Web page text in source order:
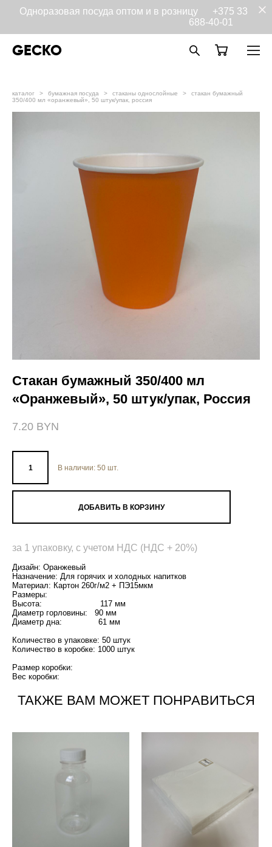
Одноразовая посуда оптом и в розницу +375 33
688-40-01
GECKO
каталог > бумажная посуда > стаканы однослойные >
стакан бумажный
350/400 мл «оранжевый», 50 штук/упак, россия
Стакан бумажный 350/400 мл
«Оранжевый», 50 штук/упак, Россия
7.20 BYN
В наличии: 50 шт.
ДОБАВИТЬ В КОРЗИНУ
за 1 упаковку, с учетом НДС (НДС + 20%)
Дизайн: Оранжевый
Назначение: Для горячих и холодных напитков
Материал: Картон 260г/м2 + ПЭ15мкм
Размеры:
Высота: 117 мм
Диаметр горловины: 90 мм
Диаметр дна: 61 мм
Количество в упаковке: 50 штук
Количество в коробке: 1000 штук
Размер коробки:
Вес коробки:
ТАКЖЕ ВАМ МОЖЕТ ПОНРАВИТЬСЯ